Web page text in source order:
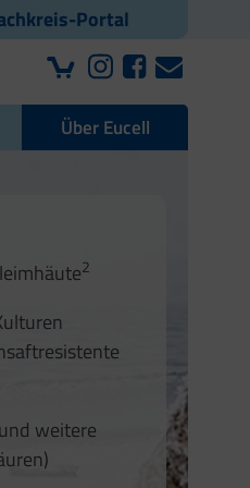
Portal
Über Eucell
2
weitere
4